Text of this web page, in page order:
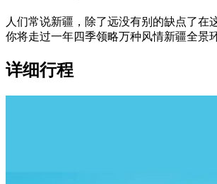
人们常说新疆，除了远没有别的缺点了
你将走过一年四季领略万种风情新疆全景
详细行程